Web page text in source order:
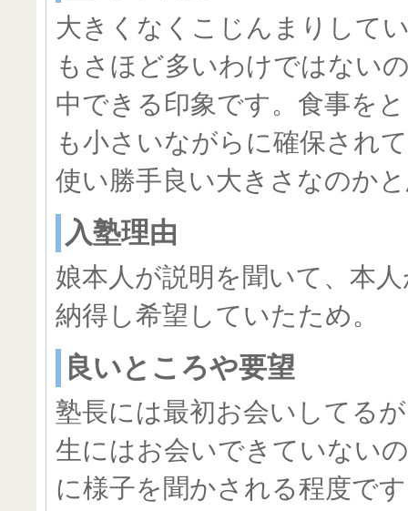
大きくなくこじんまりして
もさほど多いわけではない
中できる印象です。食事を
も小さいながらに確保され
使い勝手良い大きさなのか
入塾理由
娘本人が説明を聞いて、本
納得し希望していたため。
良いところや要望
塾長には最初お会いしてる
生にはお会いできていない
に様子を聞かされる程度で